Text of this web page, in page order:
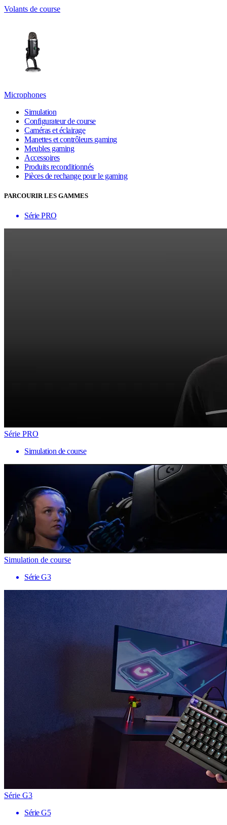
Volants de course
Microphones
Simulation
Configurateur de course
Caméras et éclairage
Manettes et contrôleurs gaming
Meubles gaming
Accessoires
Produits reconditionnés
Pièces de rechange pour le gaming
PARCOURIR LES GAMMES
Série PRO
Série PRO
Simulation de course
Simulation de course
Série G3
Série G3
Série G5